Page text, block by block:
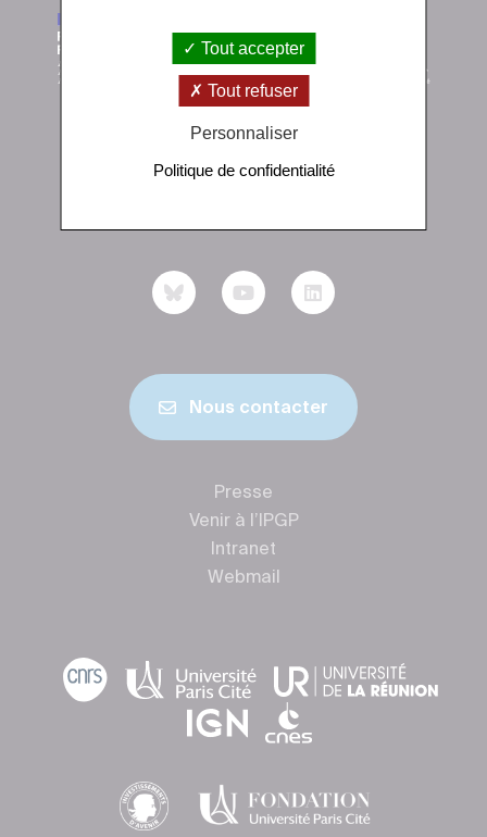
Institut de physique du globe de Paris
Nous contacter
Presse
Venir à l’IPGP
Intranet
Webmail
Tout accepter
Tout refuser
Personnaliser
Politique de confidentialité